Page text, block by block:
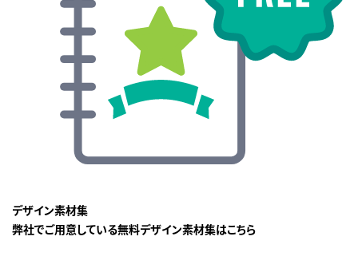
デザイン素材集
弊社でご用意している無料デザイン素材集はこちら